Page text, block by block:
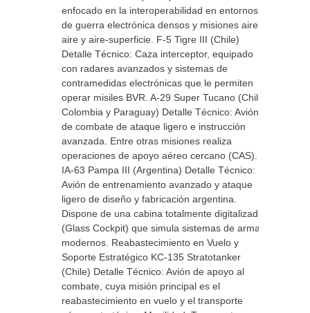
enfocado en la interoperabilidad en entornos
de guerra electrónica densos y misiones aire-
aire y aire-superficie. F-5 Tigre III (Chile)
Detalle Técnico: Caza interceptor, equipado
con radares avanzados y sistemas de
contramedidas electrónicas que le permiten
operar misiles BVR. A-29 Super Tucano (Chile,
Colombia y Paraguay) Detalle Técnico: Avión
de combate de ataque ligero e instrucción
avanzada. Entre otras misiones realiza
operaciones de apoyo aéreo cercano (CAS).
IA-63 Pampa III (Argentina) Detalle Técnico:
Avión de entrenamiento avanzado y ataque
ligero de diseño y fabricación argentina.
Dispone de una cabina totalmente digitalizada
(Glass Cockpit) que simula sistemas de armas
modernos. Reabastecimiento en Vuelo y
Soporte Estratégico KC-135 Stratotanker
(Chile) Detalle Técnico: Avión de apoyo al
combate, cuya misión principal es el
reabastecimiento en vuelo y el transporte